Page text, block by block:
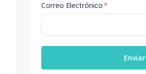
Correo Electrónico*
Enviar